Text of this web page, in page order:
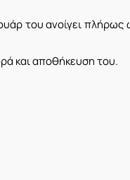
του ανοίγει πλήρως
και αποθήκευση του.